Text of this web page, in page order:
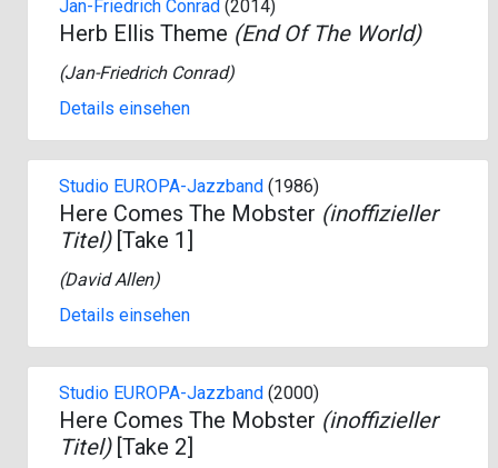
Jan-Friedrich Conrad (2014)
Herb Ellis Theme (End Of The World)
(Jan-Friedrich Conrad)
Details einsehen
Studio EUROPA-Jazzband (1986)
Here Comes The Mobster (inoffizieller
Titel)[Take 1]
(David Allen)
Details einsehen
Studio EUROPA-Jazzband (2000)
Here Comes The Mobster (inoffizieller
Titel)[Take 2]